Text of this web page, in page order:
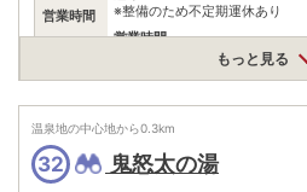
営業時間
※整備のため不定期運休あり
営業時間
住所
栃木県日光市鬼怒川温泉滝834
もっと見る
温泉地の中心地から0.3km
32 鬼怒太の湯